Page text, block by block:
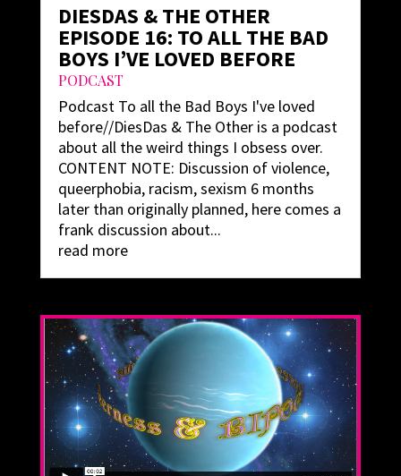
DIESDAS & THE OTHER
EPISODE 16: TO ALL THE BAD
BOYS I’VE LOVED BEFORE
PODCAST
Podcast To all the Bad Boys I've loved
before//DiesDas & The Other is a podcast
about all the weird things I obsess over.
CONTENT NOTE: Discussion of violence,
queerphobia, racism, sexism 6 months
later than originally planned, here comes a
frank discussion about...
read more